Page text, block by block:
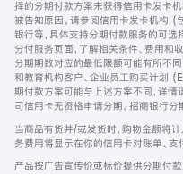
择的分期付款方案未获得信用卡发卡
被告知原因。请参阅信用卡发卡机构 (
银行等，具体支持分期付款服务的可
分付服务页面，了解相关条件、费用和
分期期数对应的最低限额可能有所不
和教育机构客户、企业员工购买计划
期付款方案可能与上述方案不同，详情
司信用卡无资格申请分期。招商银行
当商品有货并/或发货时，购物金额将
务费用将显示在你的信用卡对账单、支
产品按广告宣传价或标价提供分期付